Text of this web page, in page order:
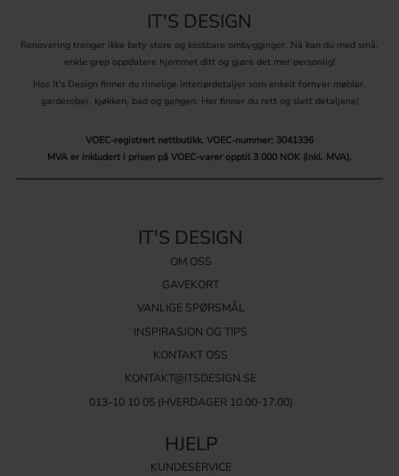
IT'S DESIGN
Renovering trenger ikke bety store og kostbare ombygginger. Nå kan du med små,
enkle grep oppdatere hjemmet ditt og gjøre det mer personlig!
Hos It's Design finner du rimelige interiørdetaljer som enkelt fornyer møbler,
garderober, kjøkken, bad og gangen. Her finner du rett og slett detaljene!
VOEC-registrert nettbutikk. VOEC-nummer: 3041336
MVA er inkludert i prisen på VOEC-varer opptil 3 000 NOK (inkl. MVA).
IT'S DESIGN
OM OSS
GAVEKORT
VANLIGE SPØRSMÅL
INSPIRASJON OG TIPS
KONTAKT OSS
KONTAKT@ITSDESIGN.SE
013-10 10 05(HVERDAGER 10.00-17.00)
HJELP
KUNDESERVICE